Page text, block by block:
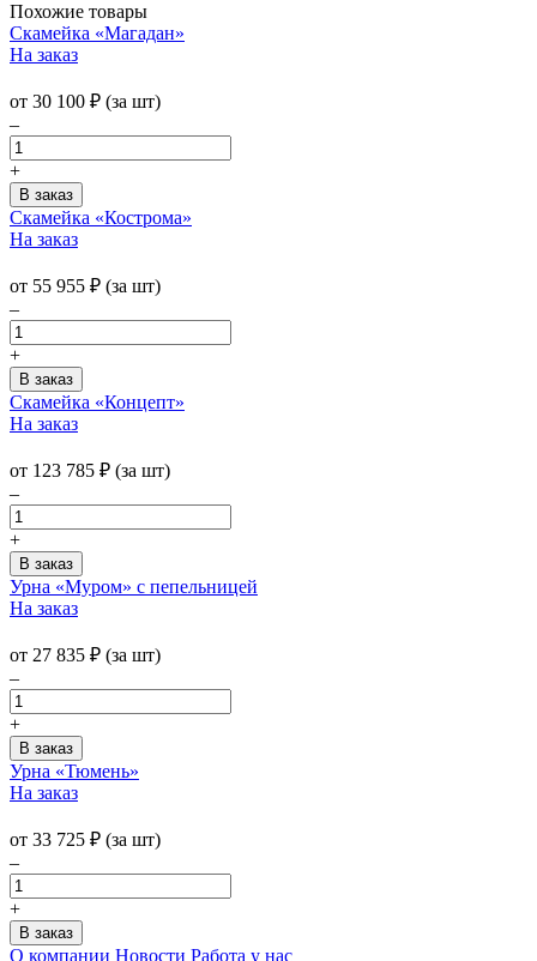
Похожие товары
Скамейка «Магадан»
На заказ
от 30 100 ₽ (за шт)
–
+
Скамейка «Кострома»
На заказ
от 55 955 ₽ (за шт)
–
+
Скамейка «Концепт»
На заказ
от 123 785 ₽ (за шт)
–
+
Урна «Муром» с пепельницей
На заказ
от 27 835 ₽ (за шт)
–
+
Урна «Тюмень»
На заказ
от 33 725 ₽ (за шт)
–
+
О компании Новости Работа у нас